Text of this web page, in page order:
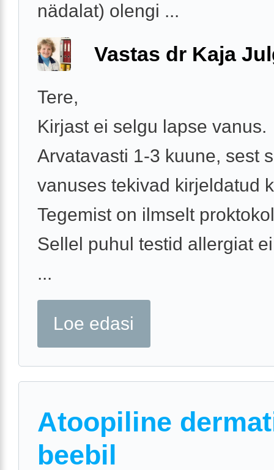
nädalat) olengi ...
Vastas dr Kaja
Tere,
Kirjast ei selgu lapse vanus.
Arvatavasti 1-3 kuune, sest
vanuses tekivad kirjeldatud
Tegemist on ilmselt
Sellel puhul testid allergiat
...
Loe edasi
Atoopiline
beebil